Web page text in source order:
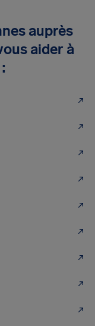
auprès
aider à